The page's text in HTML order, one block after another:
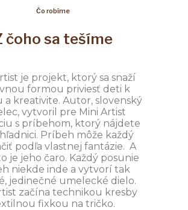
Čo robíme
čoho sa tešíme
je projekt, ktorý sa snaží
formou priviesť deti k
a kreativite. Autor, slovenský
vytvoril pre Mini Artist
s príbehom, ktorý nájdete
Príbeh môže každý
podľa vlastnej fantázie. A
je jeho čaro. Každý posunie
niekde inde a vytvorí tak
jedinečné umelecké dielo.
začína technikou kresby
fixkou na tričko.